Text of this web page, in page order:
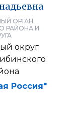
ОРГАН
РАЙОНА И
округ
Россия"